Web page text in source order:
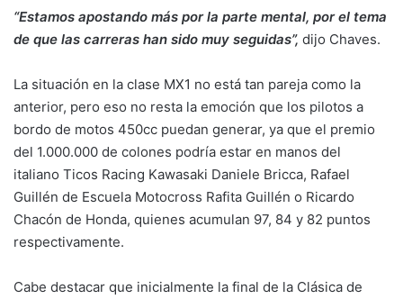
“Estamos apostando más por la parte mental, por el tema
de que las carreras han sido muy seguidas”, dijo Chaves.
La situación en la clase MX1 no está tan pareja como la
anterior, pero eso no resta la emoción que los pilotos a
bordo de motos 450cc puedan generar, ya que el premio
del 1.000.000 de colones podría estar en manos del
italiano Ticos Racing Kawasaki Daniele Bricca, Rafael
Guillén de Escuela Motocross Rafita Guillén o Ricardo
Chacón de Honda, quienes acumulan 97, 84 y 82 puntos
respectivamente.
Cabe destacar que inicialmente la final de la Clásica de